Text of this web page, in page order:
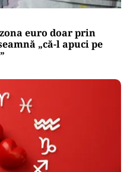
euro doar prin
„că-l apuci pe